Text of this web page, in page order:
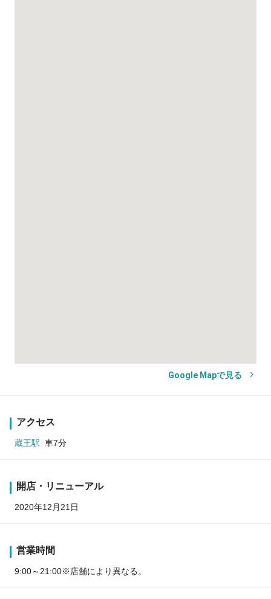
Google Mapで見る
アクセス
蔵王駅 車7分
開店・リニューアル
2020年12月21日
営業時間
9:00～21:00※店舗により異なる。